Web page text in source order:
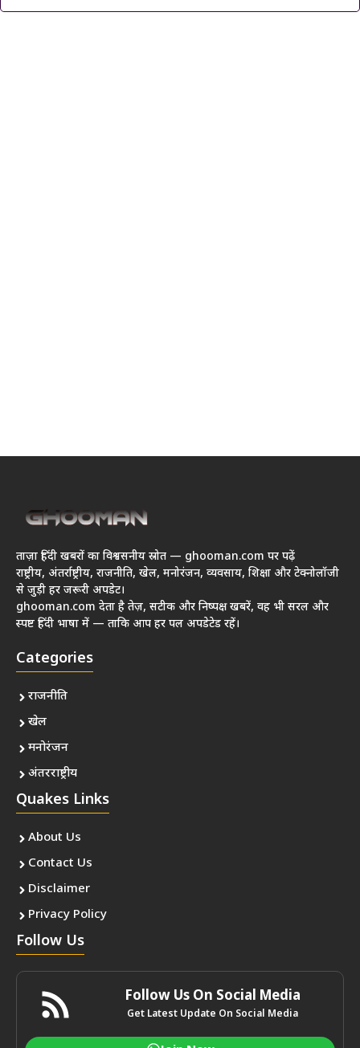
ताज़ा हिंदी खबरों का विश्वसनीय स्रोत — ghooman.com पर पढ़ें
राष्ट्रीय, अंतर्राष्ट्रीय, राजनीति, खेल, मनोरंजन, व्यवसाय, शिक्षा और टेक्नोलॉजी
से जुड़ी हर जरूरी अपडेट।
ghooman.com देता है तेज़, सटीक और निष्पक्ष खबरें, वह भी सरल और
स्पष्ट हिंदी भाषा में — ताकि आप हर पल अपडेटेड रहें।
Categories
राजनीति
खेल
मनोरंजन
अंतरराष्ट्रीय
Quakes Links
About Us
Contact Us
Disclaimer
Privacy Policy
Follow Us
Follow Us On Social Media
Get Latest Update On Social Media